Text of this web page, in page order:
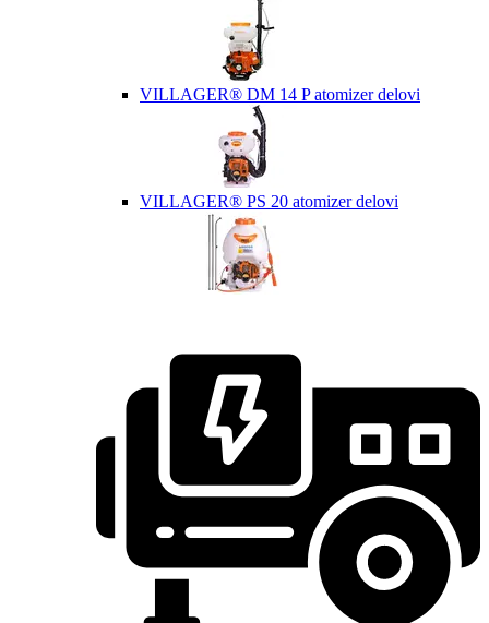
VILLAGER® DM 14 P atomizer delovi
VILLAGER® PS 20 atomizer delovi